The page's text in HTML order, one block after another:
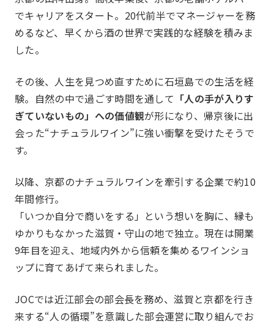
お知らせ What’s new
でキャリアをスタート。20代前半でマネージャーを務
めるなど、早くから酒の世界で実践的な経験を積みま
した。
その後、人生を見つめ直すために石垣島での生活を経
験。自然の中で過ごす時間を通して 「人の手が入りす
ぎていないもの」への価値観が形になり、帰京後に出
会った“ナチュラルワイン”に強い衝撃を受けたそうで
す。
以降、京都のナチュラルワインを牽引する企業で約10
年間修行。
「いつか自分で商いをする」という想いを胸に、縁も
ゆかりもなかった滋賀・守山の地で独立。現在は開業
9年目を迎え、地域内外から信頼を集めるワインショ
ップに育てあげて来られました。
JOCでは近江部会の部会長を務め、滋賀と京都を行き
来する“人の循環”を意識した部会運営に取り組んでお